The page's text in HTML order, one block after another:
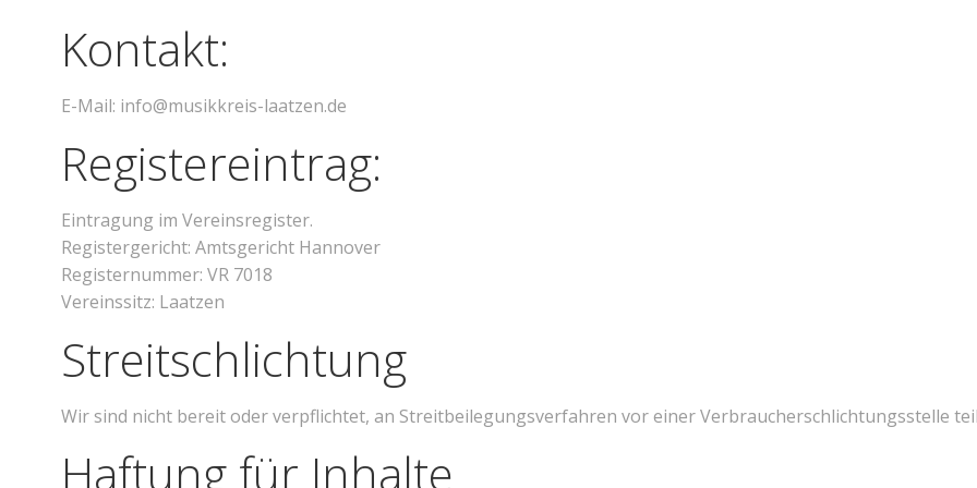
Kontakt:
E-Mail: info@musikkreis-laatzen.de
Registereintrag:
Eintragung im Vereinsregister.
Registergericht: Amtsgericht Hannover
Registernummer: VR 7018
Vereinssitz: Laatzen
Streitschlichtung
Wir sind nicht bereit oder verpflichtet, an Streitbeilegungsverfahren vor einer Verbraucherschlichtungsstelle
Haftung für Inhalte